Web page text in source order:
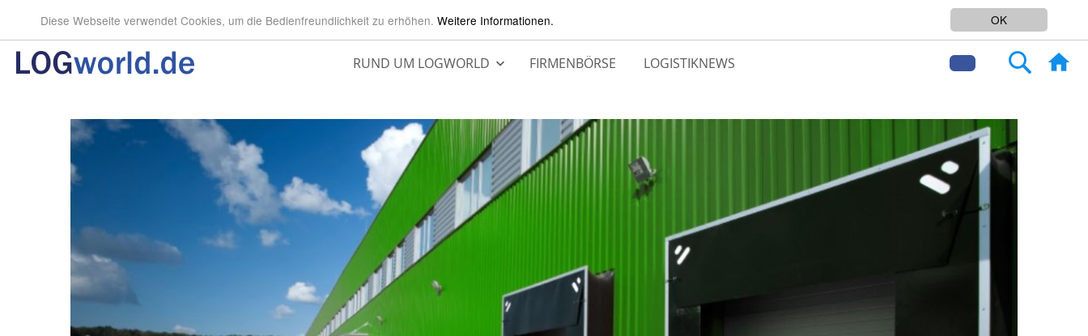
OK
Diese Webseite verwendet Cookies, um die Bedienfreundlichkeit zu erhöhen. Weitere Informationen. SERVICEPLATTFORM FÜR LOGISTIK
Search
RUND UM LOGWORLD FIRMENBÖRSE LOGISTIKNEWS